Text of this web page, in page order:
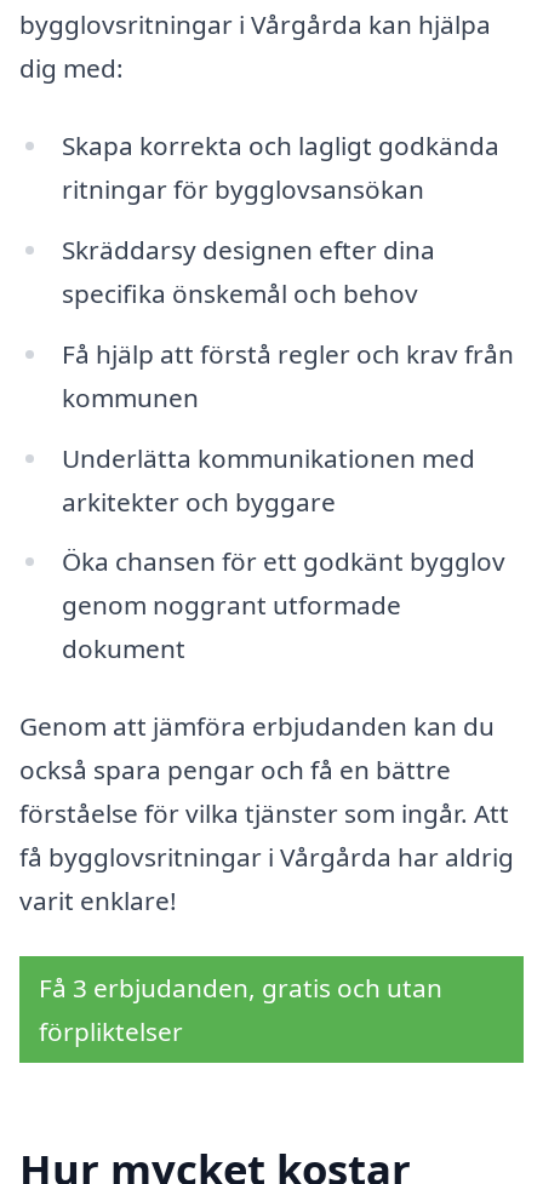
bygglovsritningar i Vårgårda kan hjälpa
dig med:
Skapa korrekta och lagligt godkända
ritningar för bygglovsansökan
Skräddarsy designen efter dina
specifika önskemål och behov
Få hjälp att förstå regler och krav från
kommunen
Underlätta kommunikationen med
arkitekter och byggare
Öka chansen för ett godkänt bygglov
genom noggrant utformade
dokument
Genom att jämföra erbjudanden kan du
också spara pengar och få en bättre
förståelse för vilka tjänster som ingår. Att
få bygglovsritningar i Vårgårda har aldrig
varit enklare!
Få 3 erbjudanden, gratis och utan
förpliktelser
Hur mycket kostar